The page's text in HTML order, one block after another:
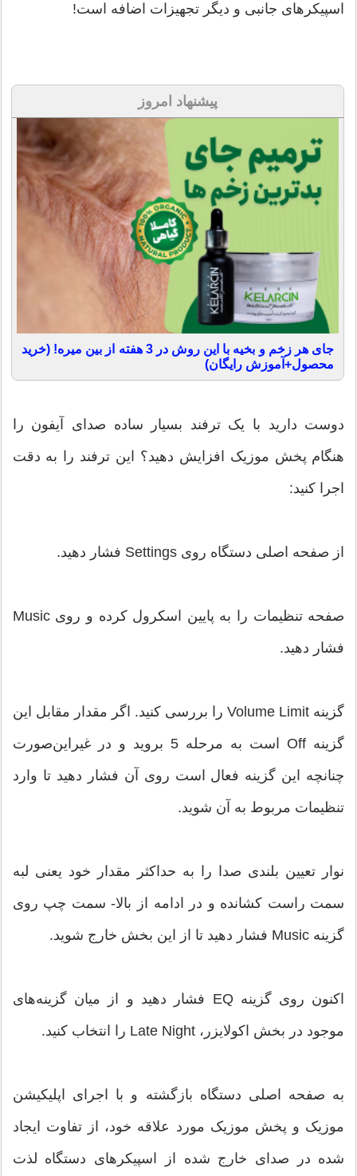
اسپیکرهای جانبی و دیگر تجهیزات اضافه است!
پیشنهاد امروز
جای هر زخم و بخیه با این روش در 3 هفته از بین میره! (خرید
محصول+آموزش رایگان)
دوست دارید با یک ترفند بسیار ساده صدای آیفون را
هنگام پخش موزیک افزایش دهید؟ این ترفند را به دقت
اجرا کنید:
از صفحه اصلی دستگاه روی Settings فشار دهید.
صفحه تنظیمات را به پایین اسکرول کرده و روی Music
فشار دهید.
گزینه Volume Limit را بررسی کنید. اگر مقدار مقابل این
گزینه Off است به مرحله 5 بروید و در غیراین‌صورت
چنانچه این گزینه فعال است روی آن فشار دهید تا وارد
تنظیمات مربوط به آن شوید.
نوار تعیین بلندی صدا را به حداکثر مقدار خود یعنی لبه
سمت راست کشانده و در ادامه از بالا- سمت چپ روی
گزینه Music فشار دهید تا از این بخش خارج شوید.
اکنون روی گزینه EQ فشار دهید و از میان گزینه‌های
موجود در بخش اکولایزر، Late Night را انتخاب کنید.
به صفحه اصلی دستگاه بازگشته و با اجرای اپلیکیشن
موزیک و پخش موزیک مورد علاقه خود، از تفاوت ایجاد
شده در صدای خارج شده از اسپیکرهای دستگاه لذت